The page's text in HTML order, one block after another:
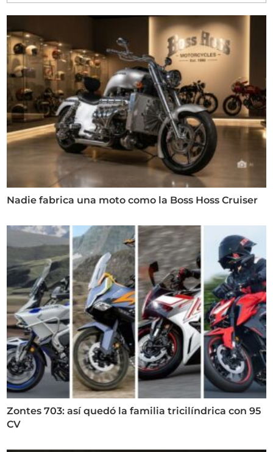
Nadie fabrica una moto como la Boss Hoss Cruiser
Zontes 703: así quedó la familia tricilíndrica con 95
CV